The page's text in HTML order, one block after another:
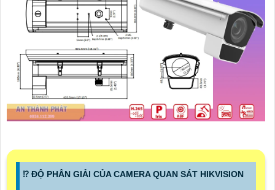
⁉️ ĐỘ PHÂN GIẢI CỦA CAMERA QUAN SÁT HIKVISION